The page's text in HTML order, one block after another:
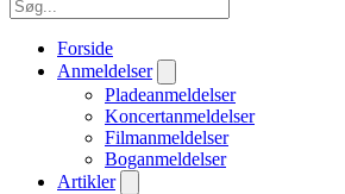
Forside
Anmeldelser
Pladeanmeldelser
Koncertanmeldelser
Filmanmeldelser
Boganmeldelser
Artikler